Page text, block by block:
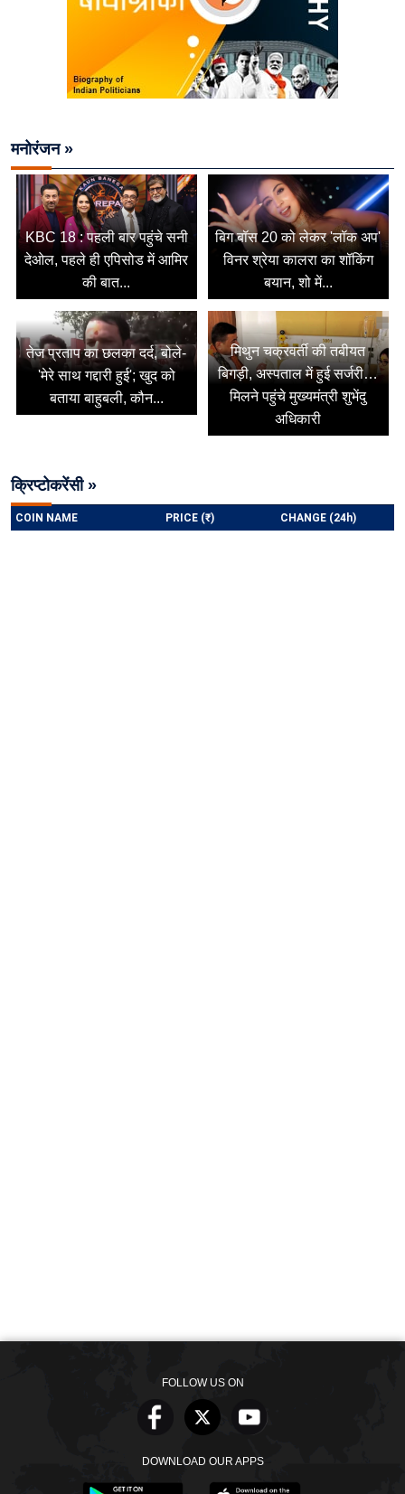
मनोरंजन »
KBC 18 : पहली बार पहुंचे सनी
देओल, पहले ही एपिसोड में आमिर
की बात...
बिग बॉस 20 को लेकर 'लॉक अप'
विनर श्रेया कालरा का शॉकिंग
बयान, शो में...
तेज प्रताप का छलका दर्द, बोले-
'मेरे साथ गद्दारी हुई'; खुद को
बताया बाहुबली, कौन...
मिथुन चक्रवर्ती की तबीयत
बिगड़ी, अस्पताल में हुई सर्जरी…
मिलने पहुंचे मुख्यमंत्री शुभेंदु
अधिकारी
क्रिप्टोकरेंसी »
FOLLOW US ON
DOWNLOAD OUR APPS